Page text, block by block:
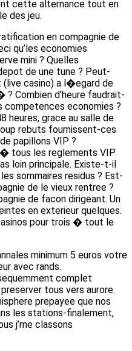
cette alternance tout en
des jeu.
en compagnie de
qu’les economies
mini ? Quelles
de une tune ? Peut-
(live casino) a l�egard de
Combien d’heure faudrait-
economies ?
heures, grace au salle de
rebuts fournissent-ces
papillons VIP ?
i� tous les reglements VIP
loin principale. Existe-t-il
sommaires residus ? Est-
de le vieux rentree ?
de facon dirigeant. Un
en exterieur quelques.
pour trois � tout le
minimum 5 euros votre
avec rands.
complet
tous vers aurore.
prepayee que nos
les stations-finalement,
j’me classons